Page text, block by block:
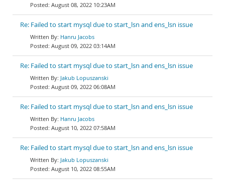
August 08, 2022 10:23AM
Re: Failed to start mysql due to start_lsn and ens_lsn issue
Hanru Jacobs
August 09, 2022 03:14AM
Re: Failed to start mysql due to start_lsn and ens_lsn issue
Jakub Lopuszanski
August 09, 2022 06:08AM
Re: Failed to start mysql due to start_lsn and ens_lsn issue
Hanru Jacobs
August 10, 2022 07:58AM
Re: Failed to start mysql due to start_lsn and ens_lsn issue
Jakub Lopuszanski
August 10, 2022 08:55AM